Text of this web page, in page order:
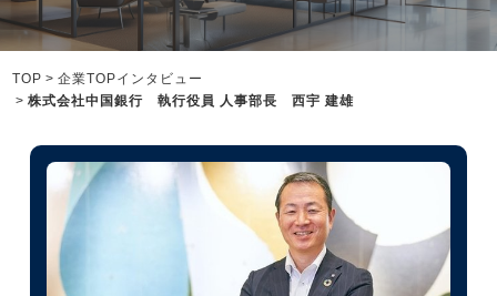
転職成功者インタビュー
地域の特色
リサーチ
TOP
企業TOPインタビュー
株式会社中国銀行 執行役員 人事部長 西宇 建雄